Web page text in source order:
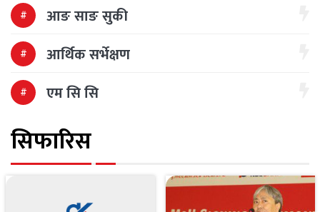
आङ साङ सुकी
आर्थिक सर्भेक्षण
एम सि सि
सिफारिस